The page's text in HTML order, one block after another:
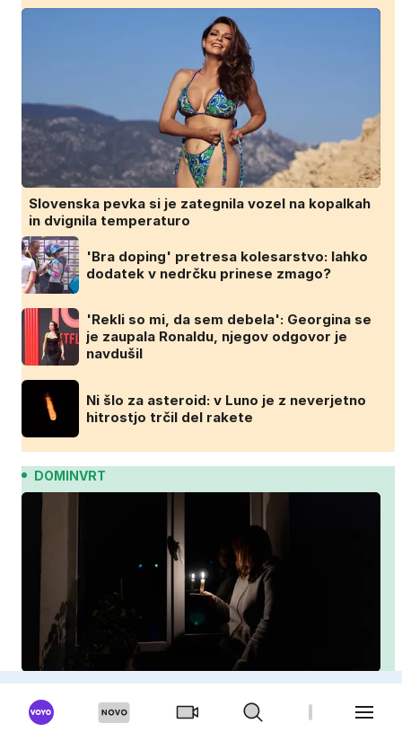
Slovenska pevka si je zategnila vozel na kopalkah
in dvignila temperaturo
'Bra doping' pretresa kolesarstvo: lahko
dodatek v nedrčku prinese zmago?
'Rekli so mi, da sem debela': Georgina se
je zaupala Ronaldu, njegov odgovor je
navdušil
Ni šlo za asteroid: v Luno je z neverjetno
hitrostjo trčil del rakete
DOMINVRT
Izpad elektrike: kaj storiti, da zaščitite dom,
hrano in elektronske naprave